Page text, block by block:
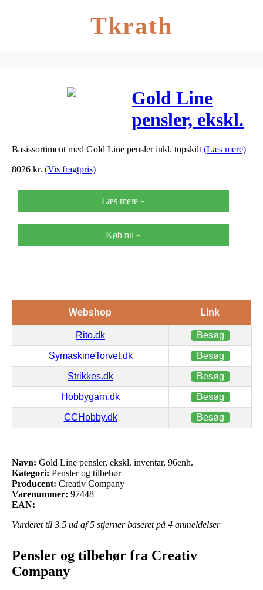
Tkrath
Gold Line
pensler, ekskl.
inventar,
Basissortiment med Gold Line pensler inkl. topskilt (Læs mere)
8026 kr. (Vis fragtpris)
Læs mere »
Køb nu »
Webshop Link
Rito.dk Besøg
SymaskineTorvet.dk Besøg
Strikkes.dk Besøg
Hobbygarn.dk Besøg
CCHobby.dk Besøg
Navn: Gold Line pensler, ekskl. inventar, 96enh.
Kategori: Pensler og tilbehør
Producent: Creativ Company
Varenummer: 97448
EAN:
Vurderet til 3.5 ud af 5 stjerner baseret på 4 anmeldelser
Pensler og tilbehør fra Creativ
Company